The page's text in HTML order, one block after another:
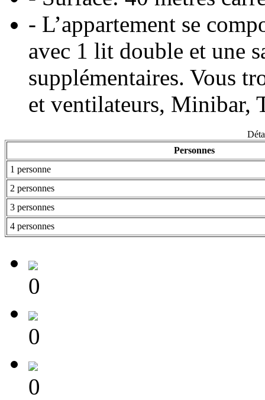
- L’appartement se
avec 1 lit double et une
supplémentaires. Vous
et ventilateurs, Minibar,
Personnes
1 personne
2 personnes
3 personnes
4 personnes
0
0
0